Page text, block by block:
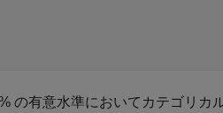
の有意水準においてカテゴリカ